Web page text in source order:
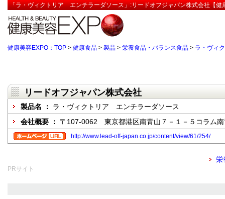
「ラ・ヴィクトリア エンチラーダソース」:リードオフジャパン株式会社【健
健康美容EXPO：TOP > 健康食品 > 製品 > 栄養食品・バランス食品 > ラ・ヴィ
リードオフジャパン株式会社
製品名 ： ラ・ヴィクトリア エンチラーダソース
会社概要 ： 〒107-0062 東京都港区南青山７－１－５コラム
http://www.lead-off-japan.co.jp/content/view/61/254/
栄
PRサイト